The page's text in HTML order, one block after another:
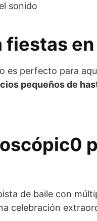
sonido
fiestas
perfecto para
pequeños de
de baile con
celebración